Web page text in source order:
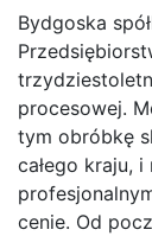
Bydgoska
procesowej.
tym obróbkę
całego kraju,
cenie. Od